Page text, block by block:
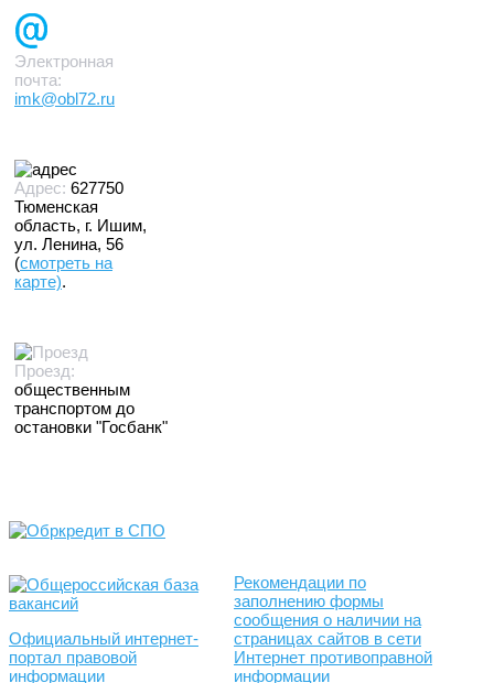
Электронная
почта:
imk@obl72.ru
Адрес: 627750
Тюменская
область, г. Ишим,
ул. Ленина, 56
(смотреть на
карте).
Проезд:
общественным
транспортом до
остановки "Госбанк"
Официальный интернет-
портал правовой
информации
Рекомендации по
заполнению формы
сообщения о наличии на
страницах сайтов в сети
Интернет противоправной
информации